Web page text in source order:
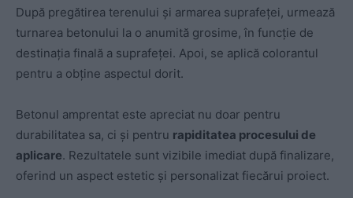
După pregătirea terenului și armarea suprafeței, urmează
turnarea betonului la o anumită grosime, în funcție de
destinația finală a suprafeței. Apoi, se aplică colorantul
pentru a obține aspectul dorit.
Betonul amprentat este apreciat nu doar pentru
durabilitatea sa, ci și pentru rapiditatea procesului de
aplicare. Rezultatele sunt vizibile imediat după finalizare,
oferind un aspect estetic și personalizat fiecărui proiect.